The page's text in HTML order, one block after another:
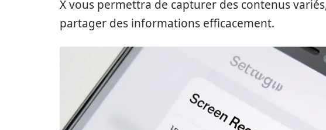
X vous permettra de capturer des contenus
partager des informations efficacement.